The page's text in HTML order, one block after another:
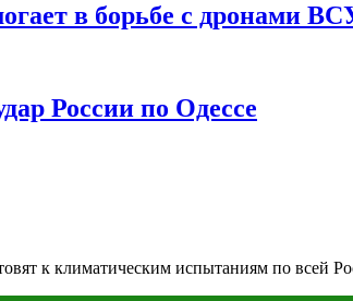
в борьбе с дронами
России по Одессе
к климатическим испытаниям по всей